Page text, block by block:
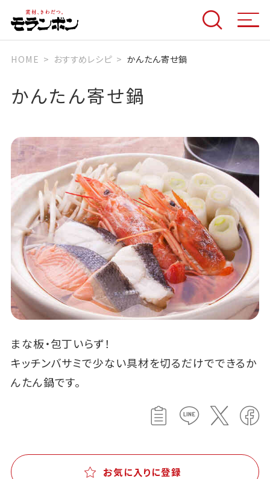
HOME おすすめレシピ かんたん寄せ鍋
かんたん寄せ鍋
まな板・包丁いらず！
キッチンバサミで少ない具材を切るだけでできるか
んたん鍋です。
お気に入りに登録